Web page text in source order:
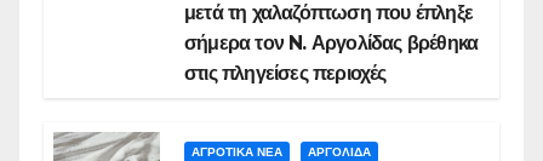
μετά τη χαλαζόπτωση που έπληξε
σήμερα τον N. Αργολίδας βρέθηκα
στις πληγείσες περιοχές
ΑΓΡΟΤΙΚΑ ΝΕΑ ΑΡΓΟΛΙΔΑ